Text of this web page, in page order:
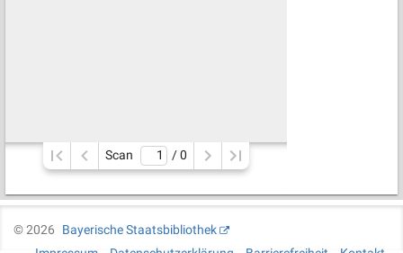
Scan / 0
©2026
Bayerische Staatsbibliothek